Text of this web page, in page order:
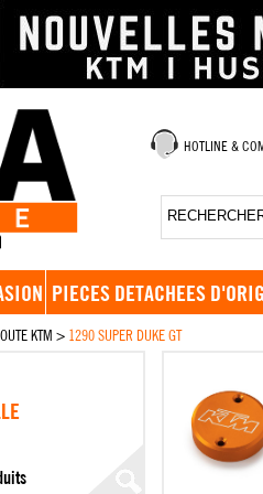
HOTLINE &
PIECES DETACHEES
KTM > 1290 SUPER DUKE GT